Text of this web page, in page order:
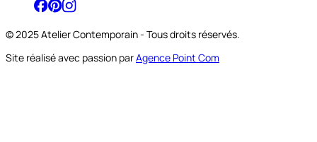
© 2025 Atelier Contemporain - Tous droits réservés.
Site réalisé avec passion parAgence Point Com